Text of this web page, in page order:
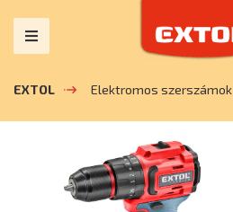
EXTOL Elektromos szerszámok